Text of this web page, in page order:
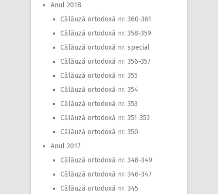
Anul 2018
Călăuză ortodoxă nr. 360-361
Călăuză ortodoxă nr. 358-359
Călăuză ortodoxă nr. special
Călăuză ortodoxă nr. 356-357
Călăuză ortodoxă nr. 355
Călăuză ortodoxă nr. 354
Călăuză ortodoxă nr. 353
Călăuză ortodoxă nr. 351-352
Călăuză ortodoxă nr. 350
Anul 2017
Călăuză ortodoxă nr. 348-349
Călăuză ortodoxă nr. 346-347
Călăuză ortodoxă nr. 345